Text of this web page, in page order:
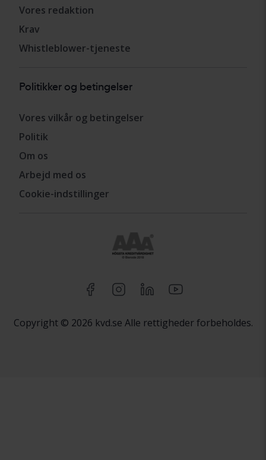
Vores redaktion
Krav
Whistleblower-tjeneste
Politikker og betingelser
Vores vilkår og betingelser
Politik
Om os
Arbejd med os
Cookie-indstillinger
Copyright © 2026 kvd.se Alle rettigheder forbeholdes.